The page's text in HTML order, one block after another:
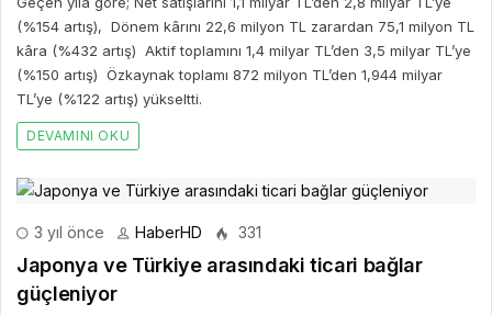
(%154 artış), Dönem kârını 22,6 milyon TL zarardan 75,1 milyon TL
kâra (%432 artış) Aktif toplamını 1,4 milyar TL’den 3,5 milyar TL’ye
(%150 artış) Özkaynak toplamı 872 milyon TL’den 1,944 milyar
TL’ye (%122 artış) yükseltti.
DEVAMINI OKU
3 yıl önce HaberHD 331
Japonya ve Türkiye arasındaki ticari bağlar
güçleniyor